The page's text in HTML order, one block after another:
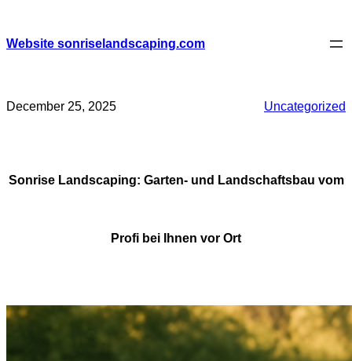
content
Website sonriselandscaping.com
December 25, 2025 Uncategorized
Sonrise Landscaping: Garten- und Landschaftsbau vom
Profi bei Ihnen vor Ort